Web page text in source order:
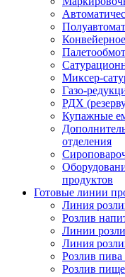
Миксер-
Газо-
РДХ
Купажные
отделения
продуктов
Готовые линии
Линия
Розлив
Линии
Линия
Розлив пива
Розлив